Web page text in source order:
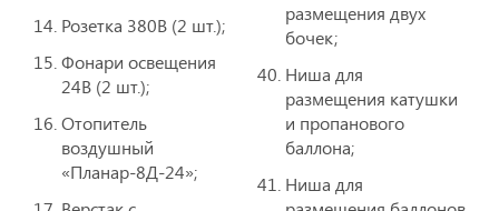
Розетка 380В (2 шт.);
Фонари освещения
24В (2 шт.);
Отопитель
воздушный
«Планар-8Д-24»;
размещения двух
бочек;
Ниша для
размещения катушки
и пропанового
баллона;
Ниша для